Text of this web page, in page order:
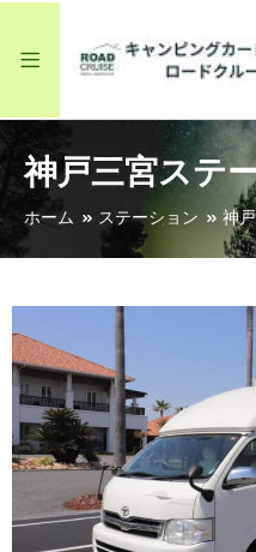
神戸三宮ス
ホーム ステーション